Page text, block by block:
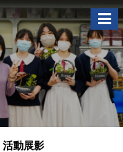
活動展影